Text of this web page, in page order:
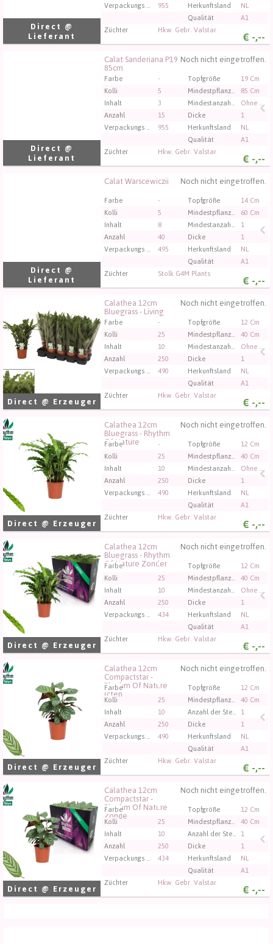
Direct @
Lieferant
955 Herkunftsland
NL
Qualität
A1
Züchter
Hkw. Gebr. Valstar
€ -,--
Direct @
Lieferant
Noch nicht eingetroffen.
Calat Sanderiana P19
85cm
Farbe - Topfgröße
19 Cm
Kolli
5 Mindestpflanzenhöhe
85 Cm
Inhalt
3
Anzahl
15 Dicke
1
955 Herkunftsland
NL
Qualität
A1
Züchter
Hkw. Gebr. Valstar
€ -,--
Calat Sanderiana P19 85cm
Sie müssen angemeldet sein, um kaufen zu können.
Klicken Sie hier, um sich einzuloggen.
Direct @
Lieferant
Noch nicht eingetroffen.
Calat Warscewiczii
Farbe - Topfgröße
14 Cm
Kolli
5 Mindestpflanzenhöhe
60 Cm
Inhalt
8
1
Anzahl
40 Dicke
1
495 Herkunftsland
NL
Qualität
A1
Züchter
Stolk G4M Plants
€ -,--
Sie müssen angemeldet sein, um kaufen zu können.
Klicken Sie hier, um sich einzuloggen.
Direct @ Erzeuger
Noch nicht eingetroffen.
Calathea 12cm
Bluegrass - Living
Farbe - Topfgröße
12 Cm
Kolli
25 Mindestpflanzenhöhe
40 Cm
Inhalt
10
Anzahl
250 Dicke
1
490 Herkunftsland
NL
Qualität
A1
Züchter
Hkw. Gebr. Valstar
€ -,--
Calathea 12cm Bluegrass - Living
Sie müssen angemeldet sein, um kaufen zu können.
Klicken Sie hier, um sich einzuloggen.
Direct @ Erzeuger
Noch nicht eingetroffen.
Calathea 12cm
Bluegrass - Rhythm
Of Nature
Farbe - Topfgröße
12 Cm
Kolli
25 Mindestpflanzenhöhe
40 Cm
Inhalt
10
Anzahl
250 Dicke
1
490 Herkunftsland
NL
Qualität
A1
Züchter
Hkw. Gebr. Valstar
€ -,--
Calathea 12cm Bluegrass - Rhythm Of Nature
Sie müssen angemeldet sein, um kaufen zu können.
Klicken Sie hier, um sich einzuloggen.
Direct @ Erzeuger
Noch nicht eingetroffen.
Calathea 12cm
Bluegrass - Rhythm
Of Nature Zonder
Farbe - Topfgröße
12 Cm
Kolli
25 Mindestpflanzenhöhe
40 Cm
Inhalt
10
Anzahl
250 Dicke
1
434 Herkunftsland
NL
Qualität
A1
Züchter
Hkw. Gebr. Valstar
€ -,--
Calathea 12cm Bluegrass - Rhythm Of Nature Zonder
Sie müssen angemeldet sein, um kaufen zu können.
Klicken Sie hier, um sich einzuloggen.
Direct @ Erzeuger
Noch nicht eingetroffen.
Calathea 12cm
Compactstar -
Rhythm Of Nature
(cten
Farbe - Topfgröße
12 Cm
Kolli
25 Mindestpflanzenhöhe
40 Cm
Inhalt
10 Anzahl der Stecklinge/Pflanzen pro Topf
1
Anzahl
250 Dicke
1
490 Herkunftsland
NL
Qualität
A1
Züchter
Hkw. Gebr. Valstar
€ -,--
Calathea 12cm Compactstar - Rhythm Of Nature (cten
Sie müssen angemeldet sein, um kaufen zu können.
Klicken Sie hier, um sich einzuloggen.
Direct @ Erzeuger
Noch nicht eingetroffen.
Calathea 12cm
Compactstar -
Rhythm Of Nature
Zonde
Farbe - Topfgröße
12 Cm
Kolli
25 Mindestpflanzenhöhe
40 Cm
Inhalt
10 Anzahl der Stecklinge/Pflanzen pro Topf
1
Anzahl
250 Dicke
1
434 Herkunftsland
NL
Qualität
A1
Züchter
Hkw. Gebr. Valstar
€ -,--
Calathea 12cm Compactstar - Rhythm Of Nature Zonde
Sie müssen angemeldet sein, um kaufen zu können.
Klicken Sie hier, um sich einzuloggen.